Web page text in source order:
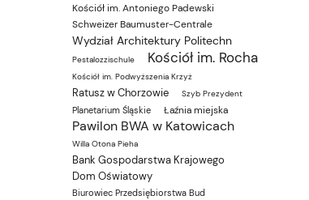
Kościół im. Antoniego Padewski
Schweizer Baumuster-Centrale
Wydział Architektury Politechn
Pestalozzischule Kościół im. Rocha
Kościół im. Podwyższenia Krzyż
Ratusz w Chorzowie Szyb Prezydent
Planetarium Śląskie Łaźnia miejska
Pawilon BWA w Katowicach
Willa Otona Pieha
Bank Gospodarstwa Krajowego
Dom Oświatowy
Biurowiec Przedsiębiorstwa Bud